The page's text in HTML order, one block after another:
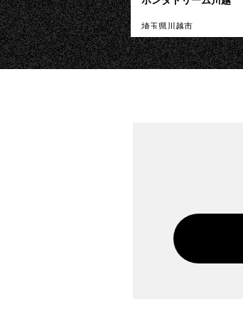
埼玉県川越市